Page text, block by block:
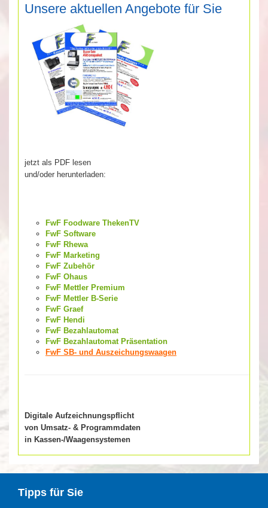
Unsere aktuellen Angebote für Sie
jetzt als PDF lesen
und/oder herunterladen:
FwF Foodware ThekenTV
FwF Software
FwF Rhewa
FwF Marketing
FwF Zubehör
FwF Ohaus
FwF Mettler Premium
FwF Mettler B-Serie
FwF Graef
FwF Hendi
FwF Bezahlautomat
FwF Bezahlautomat Präsentation
FwF SB- und Auszeichungswaagen
Digitale Aufzeichnungspflicht
von Umsatz- & Programmdaten
in Kassen-/Waagensystemen
Tipps für Sie